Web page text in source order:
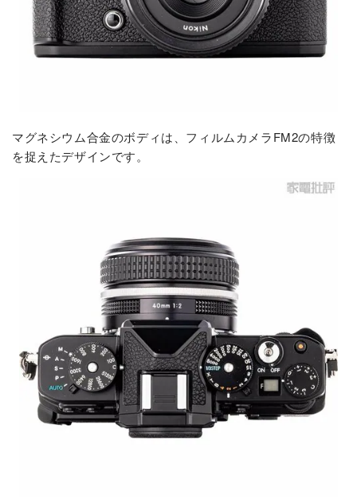
マグネシウム合金のボディは、フィルムカメラFM2の特徴
を捉えたデザインです。